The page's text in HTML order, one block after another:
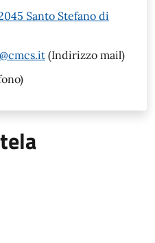
Santo Stefano di
(Indirizzo mail)